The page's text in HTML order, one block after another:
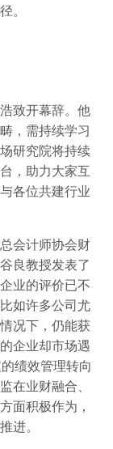
。
致开幕辞。他
，需持续学习
研究院将持续
，助力大家互
各位共建行业
会计师协会财
良教授发表了
业的评价已不
如许多公司尤
况下，仍能获
企业却市场遇
绩效管理转向
在业财融合、
面积极作为，
进。